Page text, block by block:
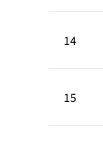
14
15